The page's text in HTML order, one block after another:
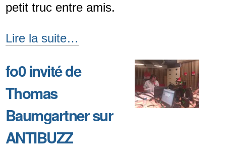
des
de
l'Homme
-
petit truc entre amis.
Paulla.ircbot
Lire la suite…
fo0 invité de
Thomas
Baumgartner sur
ANTIBUZZ